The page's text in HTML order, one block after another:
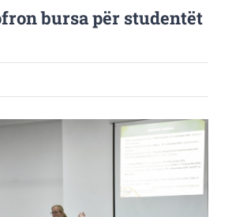
bursa për studentët